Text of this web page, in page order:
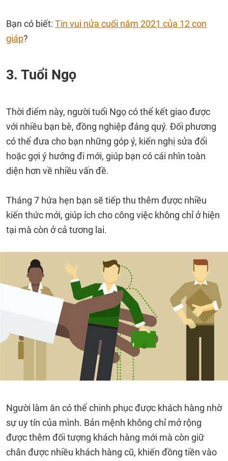
Bạn có biết: Tin vui nửa cuối năm 2021 của 12 con
giáp?
3. Tuổi Ngọ
Thời điểm này, người tuổi Ngọ có thể kết giao được
với nhiều bạn bè, đồng nghiệp đáng quý. Đối phương
có thể đưa cho bạn những góp ý, kiến nghị sửa đổi
hoặc gợi ý hướng đi mới, giúp bạn có cái nhìn toàn
diện hơn về nhiều vấn đề.
Tháng 7 hứa hẹn bạn sẽ tiếp thu thêm được nhiều
kiến thức mới, giúp ích cho công việc không chỉ ở hiện
tại mà còn ở cả tương lai.
Người làm ăn có thể chinh phục được khách hàng nhờ
sự uy tín của mình. Bản mệnh không chỉ mở rộng
được thêm đối tượng khách hàng mới mà còn giữ
chân được nhiều khách hàng cũ, khiến đồng tiền vào